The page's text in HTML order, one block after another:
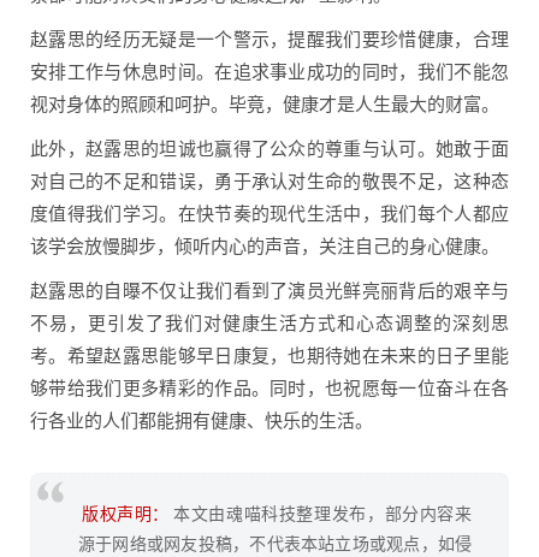
赵露思的经历无疑是一个警示，提醒我们要珍惜健康，合理
安排工作与休息时间。在追求事业成功的同时，我们不能忽
视对身体的照顾和呵护。毕竟，健康才是人生最大的财富。
此外，赵露思的坦诚也赢得了公众的尊重与认可。她敢于面
对自己的不足和错误，勇于承认对生命的敬畏不足，这种态
度值得我们学习。在快节奏的现代生活中，我们每个人都应
该学会放慢脚步，倾听内心的声音，关注自己的身心健康。
赵露思的自曝不仅让我们看到了演员光鲜亮丽背后的艰辛与
不易，更引发了我们对健康生活方式和心态调整的深刻思
考。希望赵露思能够早日康复，也期待她在未来的日子里能
够带给我们更多精彩的作品。同时，也祝愿每一位奋斗在各
行各业的人们都能拥有健康、快乐的生活。
版权声明：
本文由魂喵科技整理发布，部分内容来
源于网络或网友投稿，不代表本站立场或观点，如侵